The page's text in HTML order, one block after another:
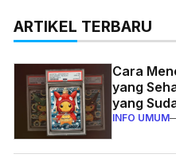
ARTIKEL TERBARU
Cara
yang
yang
INFO UMUM